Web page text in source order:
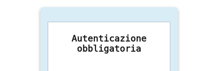
Autenticazione
obbligatoria